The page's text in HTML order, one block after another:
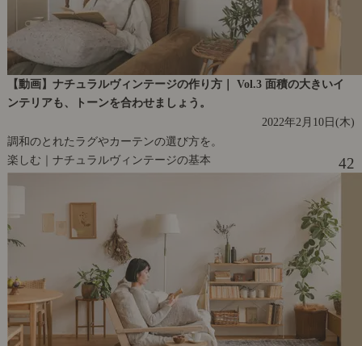
【動画】ナチュラルヴィンテージの作り方｜ Vol.3 面積の大きいイ
ンテリアも、トーンを合わせましょう。
2022年2月10日(木)
調和のとれたラグやカーテンの選び方を。
楽しむ｜ナチュラルヴィンテージの基本
42